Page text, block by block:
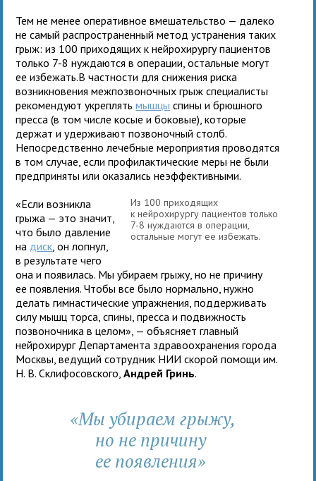
Тем не менее оперативное вмешательство — далеко
не самый распространенный метод устранения таких
грыж: из 100 приходящих к нейрохирургу пациентов
только 7-8 нуждаются в операции, остальные могут
ее избежать.В частности для снижения риска
возникновения межпозвоночных грыж специалисты
рекомендуют укреплятьмышцы спины и брюшного
пресса (в том числе косые и боковые), которые
держат и удерживают позвоночный столб.
Непосредственно лечебные мероприятия проводятся
в том случае, если профилактические меры не были
предприняты или оказались неэффективными.
Из 100 приходящих
к нейрохирургу пациентов только
7-8 нуждаются в операции,
остальные могут ее избежать.
«Если возникла
грыжа — это значит,
что было давление
на диск , он лопнул,
в результате чего
она и появилась. Мы убираем грыжу, но не причину
ее появления. Чтобы все было нормально, нужно
делать гимнастические упражнения, поддерживать
силу мышц торса, спины, пресса и подвижность
позвоночника в целом», — объясняет главный
нейрохирург Департамента здравоохранения города
Москвы, ведущий сотрудник НИИ скорой помощи им.
Н. В. Склифосовского,Андрей Гринь.
«Мы убираем грыжу,
но не причину
ее появления»